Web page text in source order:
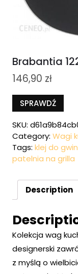
Brabantia
146,90 zł
SPRAWDŹ
SKU:
Category: Wagi
Tags: klej do
patelnia na grilla
Description
Kolekcja wag
designerski
z myślą o